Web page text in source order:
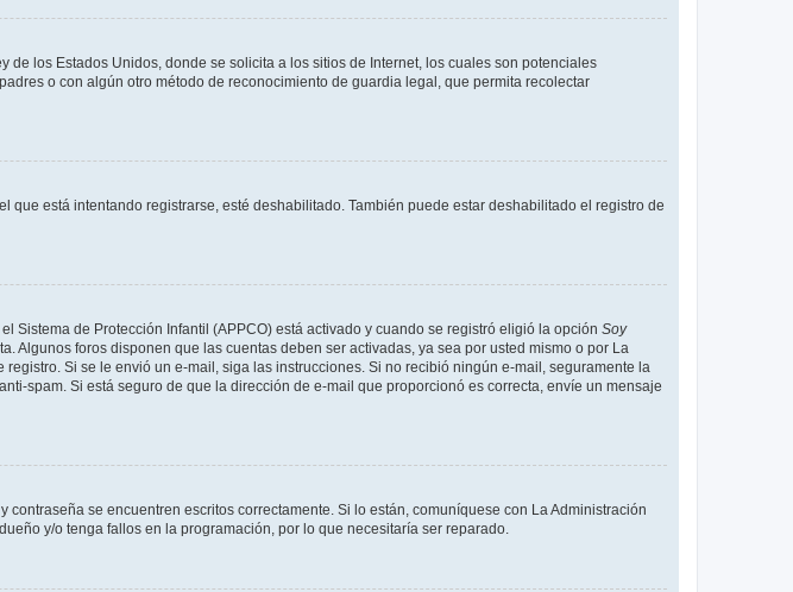
los Estados Unidos, donde se solicita a los sitios de Internet, los cuales son potenciales
o con algún otro método de reconocimiento de guardia legal, que permita recolectar
está intentando registrarse, esté deshabilitado. También puede estar deshabilitado el registro de
Sistema de Protección Infantil (APPCO) está activado y cuando se registró eligió la opción Soy
Algunos foros disponen que las cuentas deben ser activadas, ya sea por usted mismo o por La
Si se le envió un e-mail, siga las instrucciones. Si no recibió ningún e-mail, seguramente la
spam. Si está seguro de que la dirección de e-mail que proporcionó es correcta, envíe un mensaje
se encuentren escritos correctamente. Si lo están, comuníquese con La Administración
y/o tenga fallos en la programación, por lo que necesitaría ser reparado.